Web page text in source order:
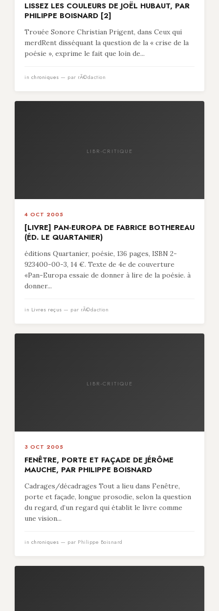
LISSEZ LES COULEURS DE JOËL HUBAUT, PAR
PHILIPPE BOISNARD [2]
Trouée Sonore Christian Prigent, dans Ceux qui
merdRent disséquant la question de la « crise de la
poésie », exprime le fait que loin de...
in chroniques — par rÃ©daction
LIBR-CRITIQUE
4 OCT 2005
[LIVRE] PAN-EUROPA DE FABRICE BOTHEREAU
(ÉD. LE QUARTANIER)
éditions Quartanier, poésie, 136 pages, ISBN 2-
923400-00-3, 14 €. Texte de 4e de couverture
«Pan-Europa essaie de donner à lire de la poésie. à
donner...
in Livres reçus — par rÃ©daction
LIBR-CRITIQUE
3 OCT 2005
FENÊTRE, PORTE ET FAÇADE DE JÉRÔME
MAUCHE, PAR PHILIPPE BOISNARD
Cadrages/décadrages Tout a lieu dans Fenêtre,
porte et façade, longue prosodie, selon la question
du regard, d’un regard qui établit le livre comme
une vision...
in chroniques — par Philippe Boisnard